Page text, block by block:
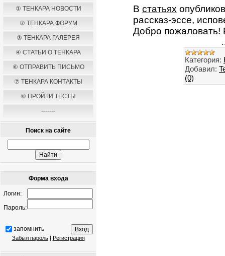
① ТЕНКАРА НОВОСТИ
② ТЕНКАРА ФОРУМ
③ ТЕНКАРА ГАЛЕРЕЯ
④ СТАТЬИ О ТЕНКАРА
⑥ ОТПРАВИТЬ ПИСЬМО
⑦ ТЕНКАРА КОНТАКТЫ
⑧ ПРОЙТИ ТЕСТЫ
-------
Поиск на сайте
Форма входа
Логин:
Пароль:
запомнить
Забыл пароль Регистрация
В статьях
рассказ-эссе,
Добро пожаловать!
Категория:
Добавил:
(0)